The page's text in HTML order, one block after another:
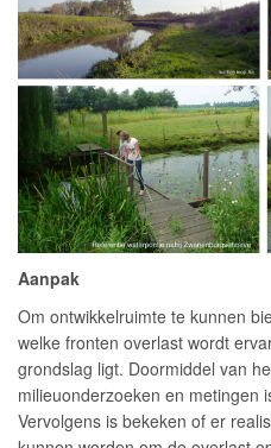
Aanpak
Om ontwikkelruimte te kunnen
welke fronten overlast wordt
grondslag ligt. Doormiddel van
milieuonderzoeken en metingen
Vervolgens is bekeken of er